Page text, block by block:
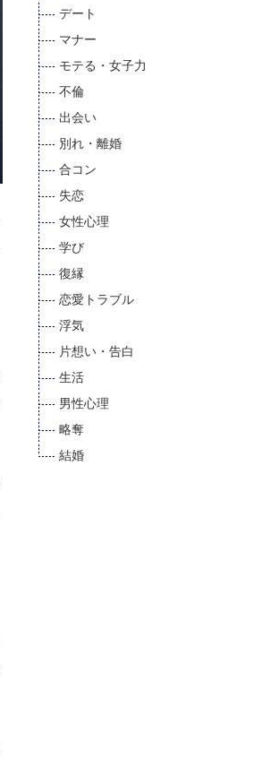
デート
マナー
モテる・女子力
不倫
出会い
別れ・離婚
合コン
失恋
女性心理
学び
復縁
恋愛トラブル
浮気
片想い・告白
生活
男性心理
略奪
結婚